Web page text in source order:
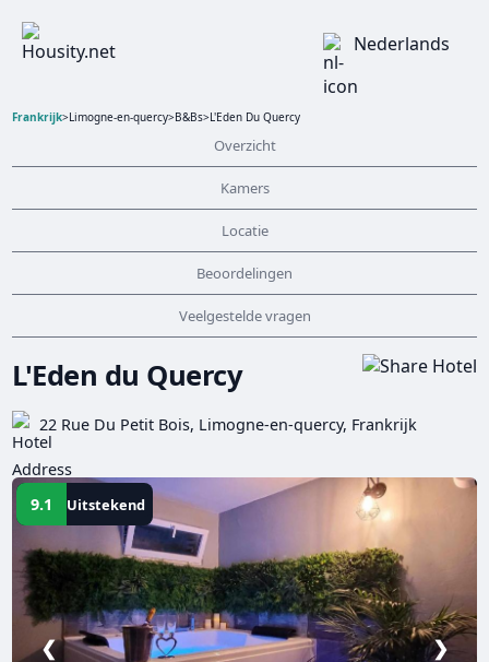
Nederlands
Frankrijk>Limogne-en-quercy>B&Bs>L'Eden Du Quercy
Overzicht
Kamers
Locatie
Beoordelingen
Veelgestelde vragen
L'Eden du Quercy
22 Rue Du Petit Bois, Limogne-en-quercy, Frankrijk
9.1 Uitstekend
❮ ❯